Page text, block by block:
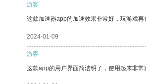
游客
这款加速器app的加速效果非常好，玩游戏
2024-01-09
游客
这款app的用户界面简洁明了，使用起来非